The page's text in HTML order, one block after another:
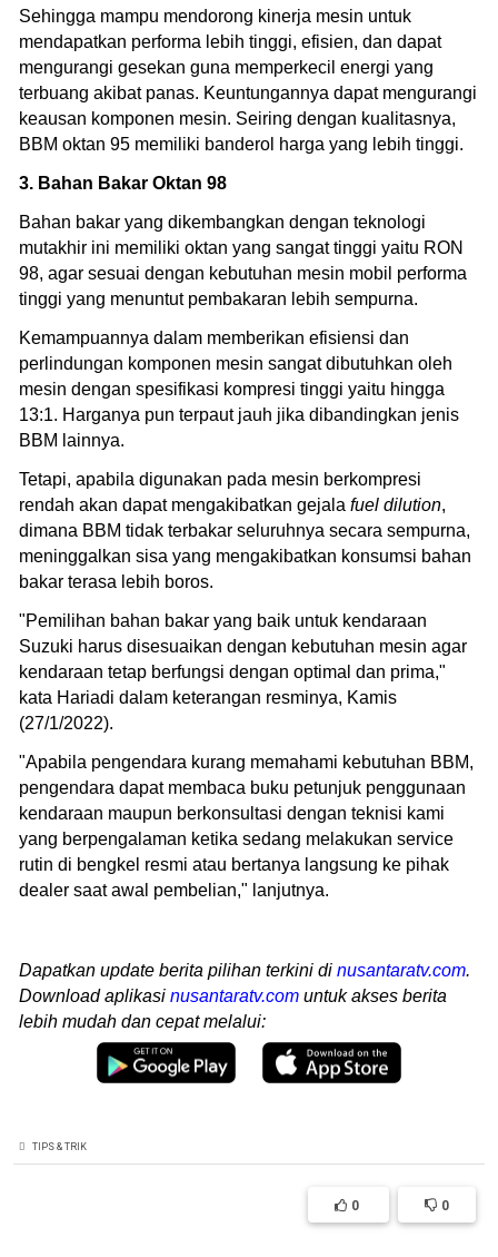
Sehingga mampu mendorong kinerja mesin untuk
mendapatkan performa lebih tinggi, efisien, dan dapat
mengurangi gesekan guna memperkecil energi yang
terbuang akibat panas. Keuntungannya dapat mengurangi
keausan komponen mesin. Seiring dengan kualitasnya,
BBM oktan 95 memiliki banderol harga yang lebih tinggi.
3. Bahan Bakar Oktan 98
Bahan bakar yang dikembangkan dengan teknologi
mutakhir ini memiliki oktan yang sangat tinggi yaitu RON
98, agar sesuai dengan kebutuhan mesin mobil performa
tinggi yang menuntut pembakaran lebih sempurna.
Kemampuannya dalam memberikan efisiensi dan
perlindungan komponen mesin sangat dibutuhkan oleh
mesin dengan spesifikasi kompresi tinggi yaitu hingga
13:1. Harganya pun terpaut jauh jika dibandingkan jenis
BBM lainnya.
Tetapi, apabila digunakan pada mesin berkompresi
rendah akan dapat mengakibatkan gejala fuel dilution,
dimana BBM tidak terbakar seluruhnya secara sempurna,
meninggalkan sisa yang mengakibatkan konsumsi bahan
bakar terasa lebih boros.
"Pemilihan bahan bakar yang baik untuk kendaraan
Suzuki harus disesuaikan dengan kebutuhan mesin agar
kendaraan tetap berfungsi dengan optimal dan prima,"
kata Hariadi dalam keterangan resminya, Kamis
(27/1/2022).
"Apabila pengendara kurang memahami kebutuhan BBM,
pengendara dapat membaca buku petunjuk penggunaan
kendaraan maupun berkonsultasi dengan teknisi kami
yang berpengalaman ketika sedang melakukan service
rutin di bengkel resmi atau bertanya langsung ke pihak
dealer saat awal pembelian," lanjutnya.
Dapatkan update berita pilihan terkini di nusantaratv.com.
Download aplikasi nusantaratv.com untuk akses berita
lebih mudah dan cepat melalui:
TIPS & TRIK
0 0